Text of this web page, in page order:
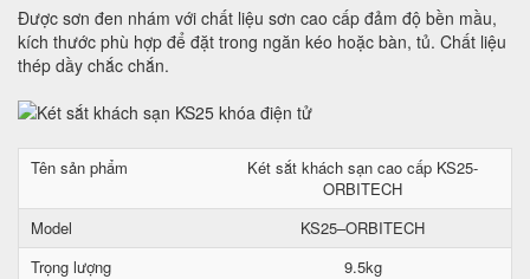
Được sơn đen nhám với chất liệu sơn cao cấp đảm độ bền mầu,
kích thước phù hợp để đặt trong ngăn kéo hoặc bàn, tủ. Chất liệu
thép dầy chắc chắn.
Tên sản phẩm
Két sắt khách sạn cao cấp KS25-
ORBITECH
Model
KS25–ORBITECH
Trọng lượng
9.5kg